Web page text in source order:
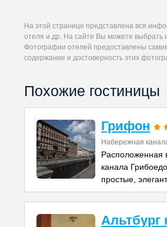
На этой странице представлена вся
отеля и др. На сайте Вы можете выбрать
Фотографии отелей предоставлены
содержание и достоверность этих
Похожие гостиницы
Грифон
Набережная
Расположенная
канала
простые,
Альтбург